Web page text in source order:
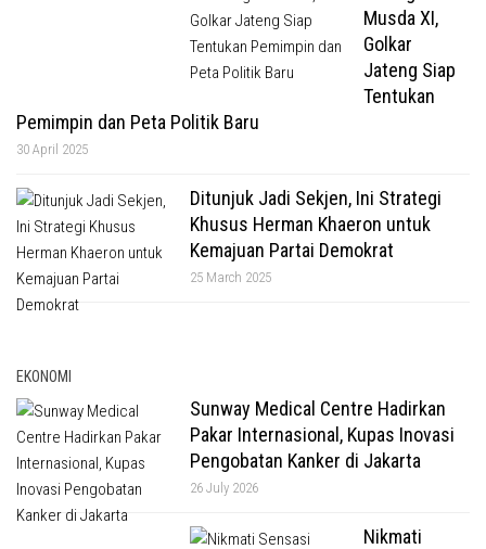
Musda XI,
Golkar
Jateng Siap
Tentukan
Pemimpin dan Peta Politik Baru
30 April 2025
Ditunjuk Jadi Sekjen, Ini Strategi
Khusus Herman Khaeron untuk
Kemajuan Partai Demokrat
25 March 2025
EKONOMI
Sunway Medical Centre Hadirkan
Pakar Internasional, Kupas Inovasi
Pengobatan Kanker di Jakarta
26 July 2026
Nikmati